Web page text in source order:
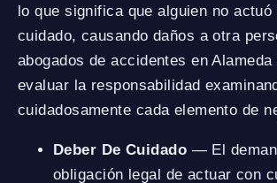
lo que significa que alguien no actuó
cuidado, causando daños a otra
abogados de accidentes en Alameda
evaluar la responsabilidad
cuidadosamente cada elemento de
Deber De Cuidado — El
obligación legal de actuar con